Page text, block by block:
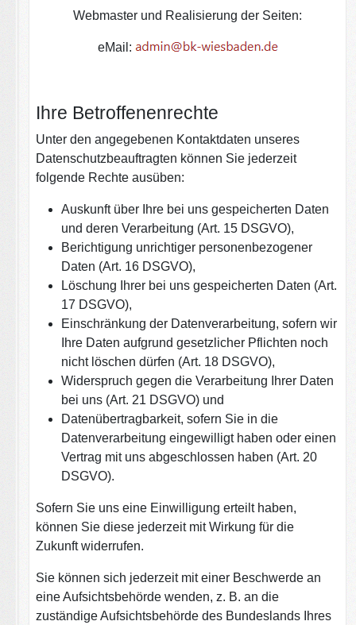
Webmaster und Realisierung der Seiten:
eMail:
Ihre Betroffenenrechte
Unter den angegebenen Kontaktdaten unseres
Datenschutzbeauftragten können Sie jederzeit
folgende Rechte ausüben:
Auskunft über Ihre bei uns gespeicherten Daten
und deren Verarbeitung (Art. 15 DSGVO),
Berichtigung unrichtiger personenbezogener
Daten (Art. 16 DSGVO),
Löschung Ihrer bei uns gespeicherten Daten (Art.
17 DSGVO),
Einschränkung der Datenverarbeitung, sofern wir
Ihre Daten aufgrund gesetzlicher Pflichten noch
nicht löschen dürfen (Art. 18 DSGVO),
Widerspruch gegen die Verarbeitung Ihrer Daten
bei uns (Art. 21 DSGVO) und
Datenübertragbarkeit, sofern Sie in die
Datenverarbeitung eingewilligt haben oder einen
Vertrag mit uns abgeschlossen haben (Art. 20
DSGVO).
Sofern Sie uns eine Einwilligung erteilt haben,
können Sie diese jederzeit mit Wirkung für die
Zukunft widerrufen.
Sie können sich jederzeit mit einer Beschwerde an
eine Aufsichtsbehörde wenden, z. B. an die
zuständige Aufsichtsbehörde des Bundeslands Ihres